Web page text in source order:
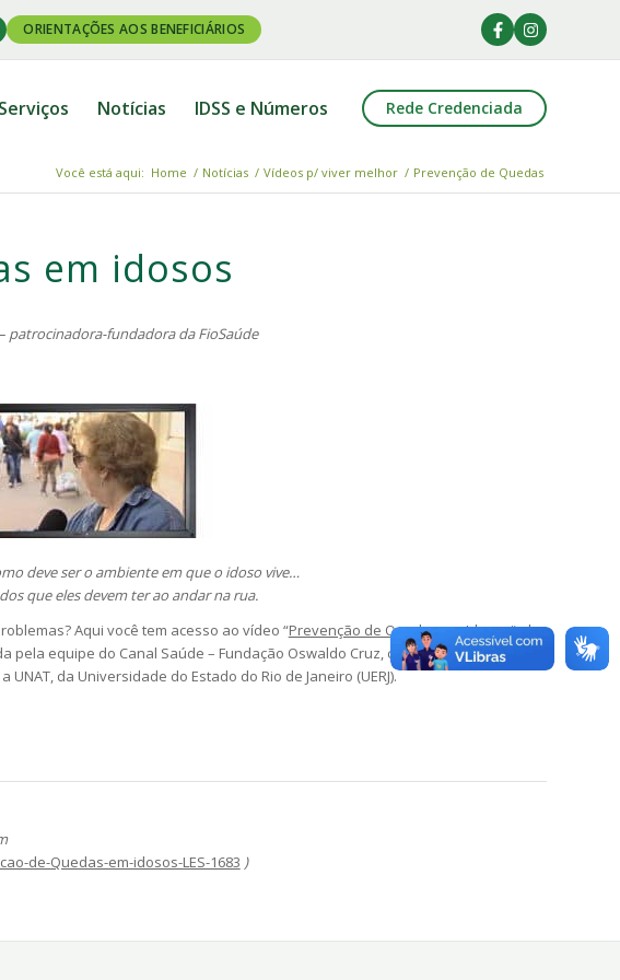
ORIENTAÇÕES AOS BENEFICIÁRIOS
Serviços Notícias IDSS e Números Rede Credenciada
Você está aqui: Home / Notícias / Vídeos p/ viver melhor / Prevenção de Quedas
em idosos
patrocinadora-fundadora da FioSaúde
deve ser o ambiente em que o idoso vive…
que eles devem ter ao andar na rua.
Aqui você tem acesso ao vídeo “Prevenção de Quedas em Idosos“, da
pela equipe do Canal Saúde – Fundação Oswaldo Cruz, com participação da
da Universidade do Estado do Rio de Janeiro (UERJ).
de-Quedas-em-idosos-LES-1683 )